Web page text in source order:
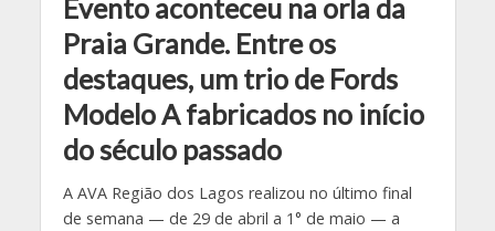
Evento aconteceu na orla da
Praia Grande. Entre os
destaques, um trio de Fords
Modelo A fabricados no início
do século passado
A AVA Região dos Lagos realizou no último final
de semana — de 29 de abril a 1° de maio — a